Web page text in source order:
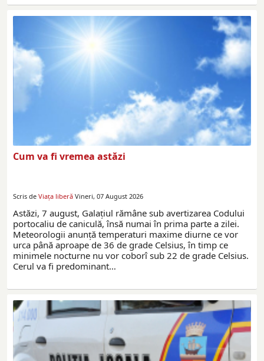
Cum va fi vremea astăzi
Scris de Viaţa liberă Vineri, 07 August 2026
Astăzi, 7 august, Galațiul rămâne sub avertizarea Codului
portocaliu de caniculă, însă numai în prima parte a zilei.
Meteorologii anunță temperaturi maxime diurne ce vor
urca până aproape de 36 de grade Celsius, în timp ce
minimele nocturne nu vor coborî sub 22 de grade Celsius.
Cerul va fi predominant…